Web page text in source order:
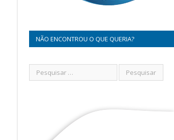
NÃO ENCONTROU O QUE QUERIA?